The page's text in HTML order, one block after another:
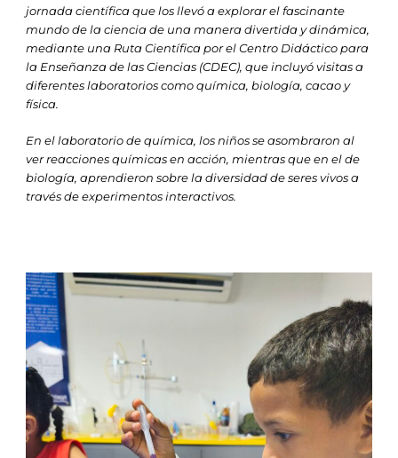
jornada científica que los llevó a explorar el fascinante
mundo de la ciencia de una manera divertida y dinámica,
mediante una Ruta Científica por el Centro Didáctico para
la Enseñanza de las Ciencias (CDEC), que incluyó visitas a
diferentes laboratorios como química, biología, cacao y
física.
En el laboratorio de química, los niños se asombraron al
ver reacciones químicas en acción, mientras que en el de
biología, aprendieron sobre la diversidad de seres vivos a
través de experimentos interactivos.